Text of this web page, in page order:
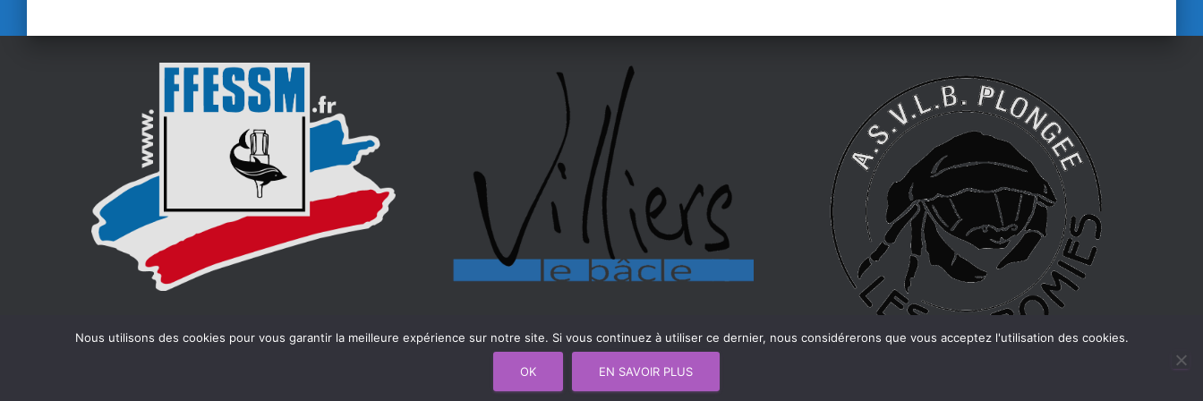
Nous utilisons des cookies pour vous garantir la meilleure expérience sur notre site. Si vous continuez à utiliser ce dernier, nous considérerons que vous acceptez l'utilisation des cookies.
OK EN SAVOIR PLUS